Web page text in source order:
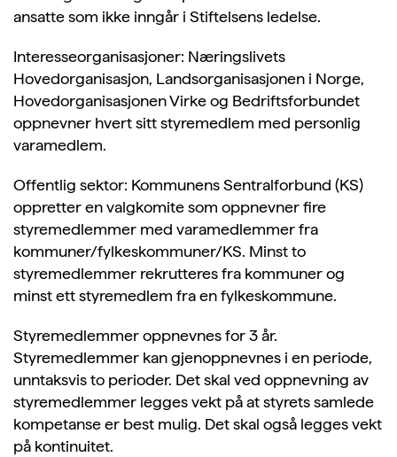
ansatte som ikke inngår i Stiftelsens ledelse.
Interesseorganisasjoner: Næringslivets
Hovedorganisasjon, Landsorganisasjonen i Norge,
Hovedorganisasjonen Virke og Bedriftsforbundet
oppnevner hvert sitt styremedlem med personlig
varamedlem.
Offentlig sektor: Kommunens Sentralforbund (KS)
oppretter en valgkomite som oppnevner fire
styremedlemmer med varamedlemmer fra
kommuner/fylkeskommuner/KS. Minst to
styremedlemmer rekrutteres fra kommuner og
minst ett styremedlem fra en fylkeskommune.
Styremedlemmer oppnevnes for 3 år.
Styremedlemmer kan gjenoppnevnes i en periode,
unntaksvis to perioder. Det skal ved oppnevning av
styremedlemmer legges vekt på at styrets samlede
kompetanse er best mulig. Det skal også legges vekt
på kontinuitet.